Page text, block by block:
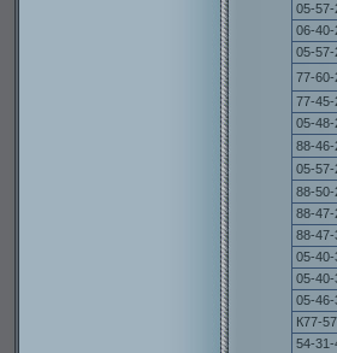
05-57-
06-40-
05-57-
77-60-
77-45-
05-48-
88-46-
05-57-
88-50-
88-47-
88-47-
05-40-
05-40-
05-46-
К77-
54-31-